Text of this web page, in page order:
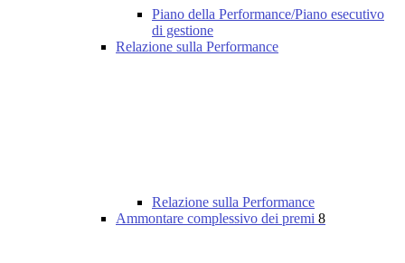
Piano della Performance/Piano esecutivo
di gestione
Relazione sulla Performance
Relazione sulla Performance
Ammontare complessivo dei premi 8